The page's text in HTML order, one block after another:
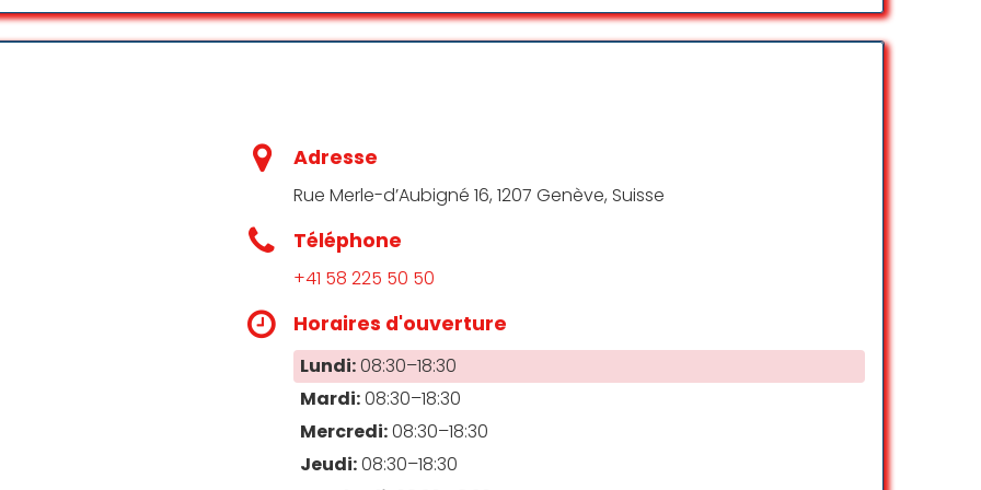
distribution des crédits.” hm? Da ich diese Nachricht nicht entziffern konnte, rief ich die Beraterin
konnte sie keine direkte Antwort geben, bis endlich aus ihrem Mund rauskam: “sie wurden in
et 3eme pilier ont été transféré dans une fondation (LIBERTY). Depuis 7 ans je paye des frais
n’a rien piloté du tout et cet argent (somme significative) m’a rapporté 0. A eux
à comparer les banques j’ai été plus que satisfaite de l’accueil chaleureux que j’ai reçu à la
Adresse
Rue Merle-d’Aubigné 16, 1207 Genève, Suisse
Téléphone
+41 58 225 50 50
Horaires d'ouverture
Lundi:08:30–18:30
Mardi:08:30–18:30
Mercredi:08:30–18:30
Jeudi:08:30–18:30